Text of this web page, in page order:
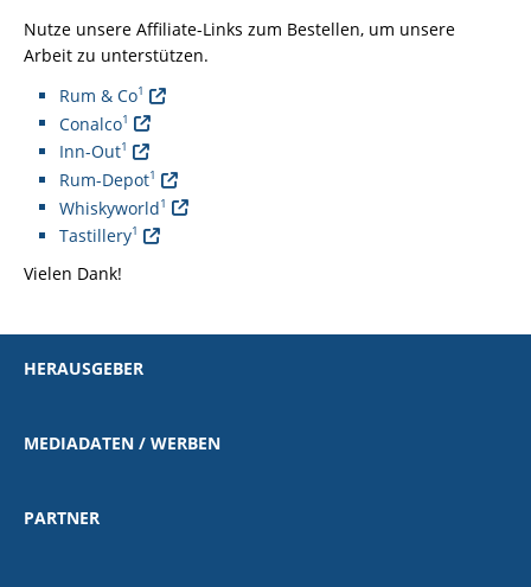
Nutze unsere Affiliate-Links zum Bestellen, um unsere
Arbeit zu unterstützen.
Rum & Co1
Conalco1
Inn-Out1
Rum-Depot1
Whiskyworld1
Tastillery1
Vielen Dank!
HERAUSGEBER
MEDIADATEN / WERBEN
PARTNER